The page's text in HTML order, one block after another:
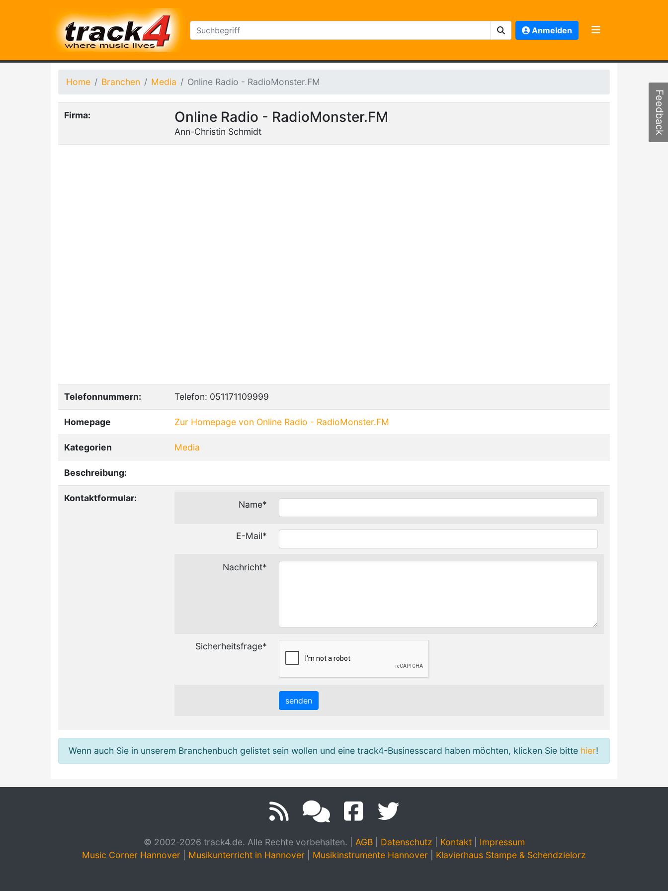
Anmelden
Home Branchen Media Online Radio - RadioMonster.FM
Firma: Online Radio - RadioMonster.FM
Ann-Christin Schmidt
Telefonnummern: Telefon: 051171109999
Homepage Zur Homepage von Online Radio - RadioMonster.FM
Kategorien Media
Beschreibung:
Kontaktformular:
Name*
E-Mail*
Nachricht*
Sicherheitsfrage*
Wenn auch Sie in unserem Branchenbuch gelistet sein wollen und eine track4-Businesscard haben möchten, klicken Sie bitte hier!
© 2002-2026 track4.de. Alle Rechte vorbehalten. AGB| Datenschutz Kontakt| Impressum
Music Corner Hannover
Musikunterricht in Hannover Musikinstrumente Hannover Klavierhaus Stampe & Schendzielorz
Feedback